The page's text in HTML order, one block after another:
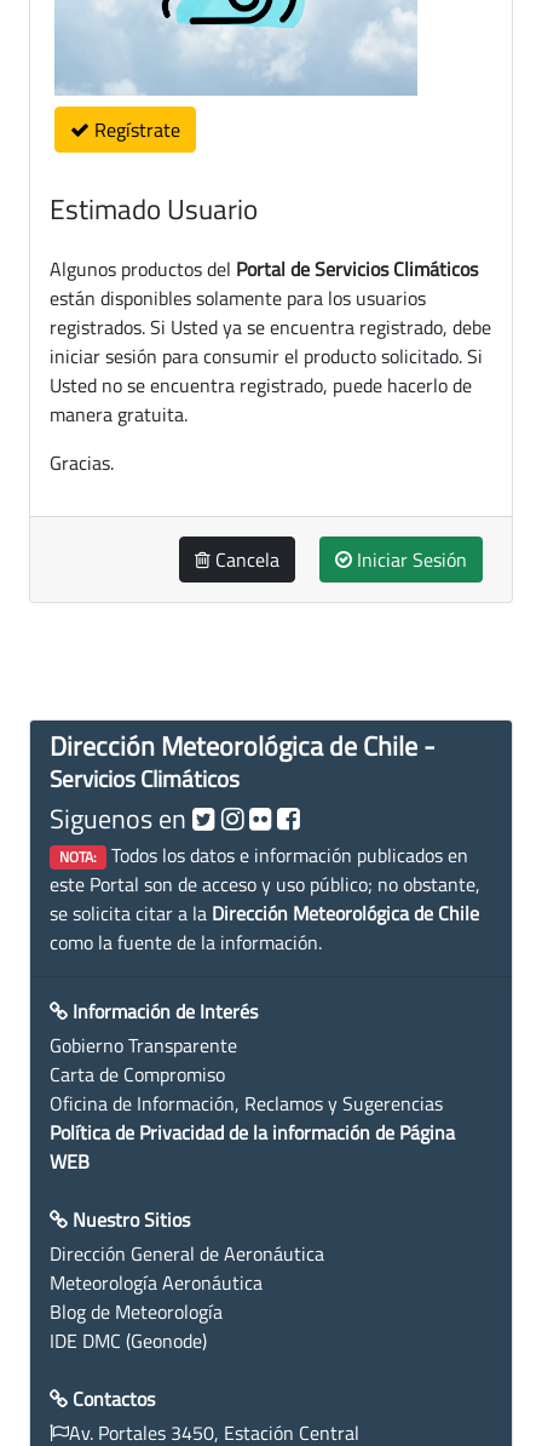
Regístrate
Estimado Usuario
Algunos productos del Portal de Servicios Climáticos
están disponibles solamente para los usuarios
registrados. Si Usted ya se encuentra registrado, debe
iniciar sesión para consumir el producto solicitado. Si
Usted no se encuentra registrado, puede hacerlo de
manera gratuita.
Gracias.
Cancela Iniciar Sesión
Dirección Meteorológica de Chile -
Servicios Climáticos
Siguenos en
NOTA: Todos los datos e información publicados en
este Portal son de acceso y uso público; no obstante,
se solicita citar a la Dirección Meteorológica de Chile
como la fuente de la información.
Información de Interés
Gobierno Transparente
Carta de Compromiso
Oficina de Información, Reclamos y Sugerencias
Política de Privacidad de la información de Página
WEB
Nuestro Sitios
Dirección General de Aeronáutica
Meteorología Aeronáutica
Blog de Meteorología
IDE DMC (Geonode)
Contactos
Av. Portales 3450, Estación Central